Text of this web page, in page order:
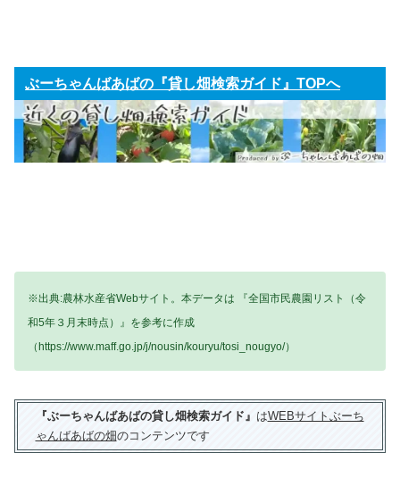
ぶーちゃんばあばの『貸し畑検索ガイド』TOPへ
※出典:農林水産省Webサイト。本データは 『全国市民農園リスト（令
和5年３月末時点）』を参考に作成
（https://www.maff.go.jp/j/nousin/kouryu/tosi_nougyo/）
『ぶーちゃんばあばの貸し畑検索ガイド』 はWEBサイトぶーち
ゃんばあばの畑のコンテンツです